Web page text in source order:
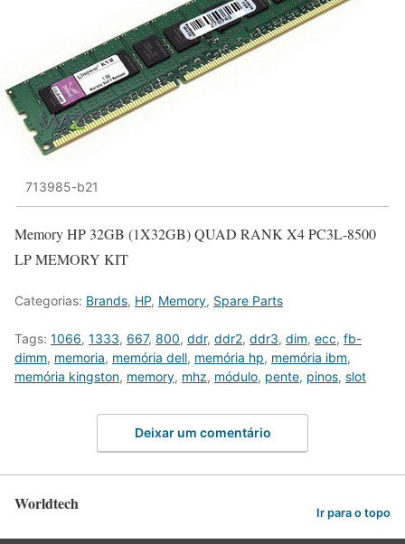
713985-b21
Memory HP 32GB (1X32GB) QUAD RANK X4 PC3L-8500
LP MEMORY KIT
Categorias: Brands, HP, Memory, Spare Parts
Tags: 1066, 1333, 667, 800, ddr, ddr2, ddr3, dim, ecc, fb-
dimm, memoria, memória dell, memória hp, memória ibm,
memória kingston, memory, mhz, módulo, pente, pinos, slot
Deixar um comentário
Worldtech Ir para o topo